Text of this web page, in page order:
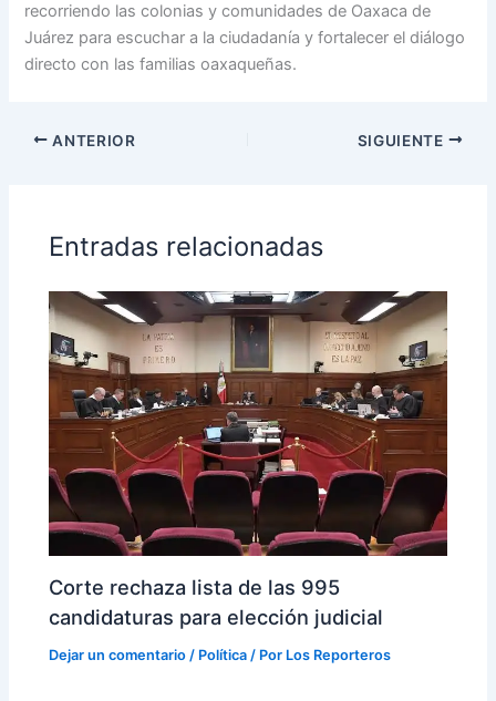
recorriendo las colonias y comunidades de Oaxaca de
Juárez para escuchar a la ciudadanía y fortalecer el diálogo
directo con las familias oaxaqueñas.
ANTERIOR SIGUIENTE
Entradas relacionadas
Corte rechaza lista de las 995
candidaturas para elección judicial
Dejar un comentario / Política / Por Los Reporteros